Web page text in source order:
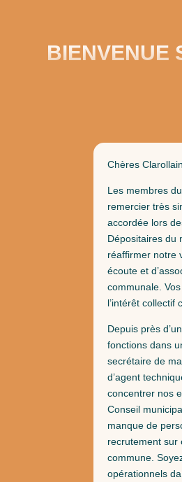
BIENVENUE
Chères
Les membres
remercier très
accordée lors
Dépositaires du
réaffirmer notre
écoute et
communale.
l’intérêt collectif
Depuis près
fonctions dans
secrétaire de
d’agent
concentrer nos
Conseil
manque de
recrutement sur
commune.
opérationnels